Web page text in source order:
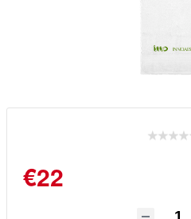
€22